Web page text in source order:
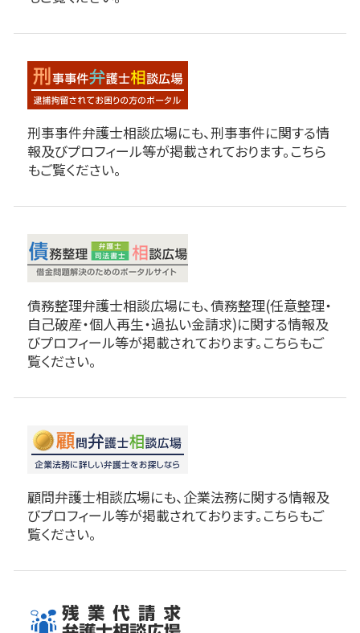
刑事事件弁護士相談広場にも、刑事事件に関する情
報及びプロフィール等が掲載されております。こちら
もご覧ください。
債務整理弁護士相談広場にも、債務整理(任意整理・
自己破産・個人再生・過払い金請求)に関する情報及
びプロフィール等が掲載されております。こちらもご
覧ください。
顧問弁護士相談広場にも、企業法務に関する情報及
びプロフィール等が掲載されております。こちらもご
覧ください。